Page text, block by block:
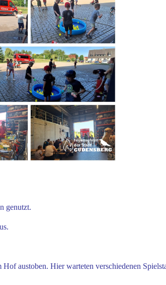
genutzt.
austoben. Hier warteten verschiedenen